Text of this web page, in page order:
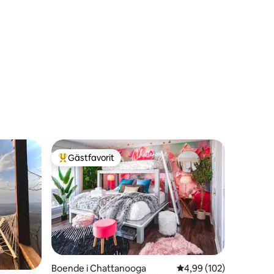
Populär gästfavorit
Gästfavorit
Boende i Chattanooga 4,99 av 5 i
4,99 (102)